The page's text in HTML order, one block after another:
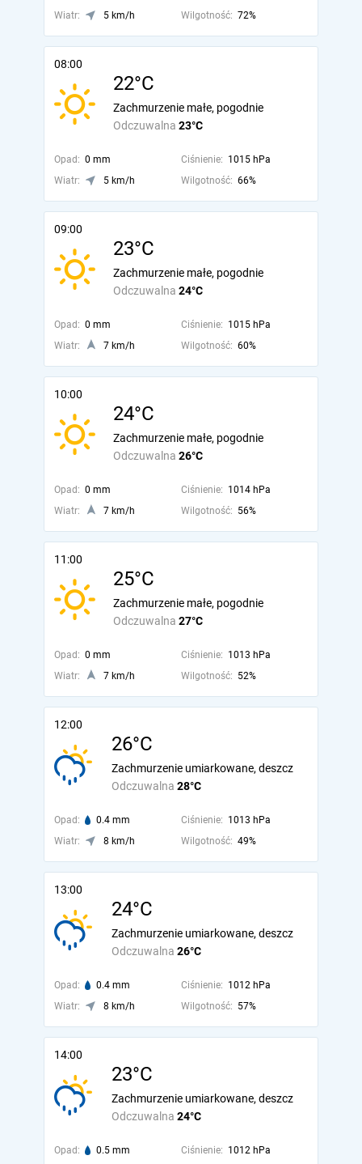
Wiatr: 5 km/h Wilgotność: 72%
08:00
22°C
Odczuwalna 23°C
Zachmurzenie małe, pogodnie
Opad: 0 mm Ciśnienie: 1015 hPa
Wiatr:
5 km/h Wilgotność: 66%
09:00
23°C
Odczuwalna 24°C
Zachmurzenie małe, pogodnie
Opad: 0 mm Ciśnienie: 1015 hPa
Wiatr:
7 km/h Wilgotność: 60%
10:00
24°C
Odczuwalna 26°C
Zachmurzenie małe, pogodnie
Opad: 0 mm Ciśnienie: 1014 hPa
Wiatr:
7 km/h Wilgotność: 56%
11:00
25°C
Odczuwalna 27°C
Zachmurzenie małe, pogodnie
Opad: 0 mm Ciśnienie: 1013 hPa
Wiatr:
7 km/h Wilgotność: 52%
12:00
26°C
Odczuwalna 28°C
Zachmurzenie umiarkowane, deszcz
Opad: 0.4 mm Ciśnienie: 1013 hPa
Wiatr:
8 km/h Wilgotność: 49%
13:00
24°C
Odczuwalna 26°C
Zachmurzenie umiarkowane, deszcz
Opad: 0.4 mm Ciśnienie: 1012 hPa
Wiatr:
8 km/h Wilgotność: 57%
14:00
23°C
Odczuwalna 24°C
Zachmurzenie umiarkowane, deszcz
Opad: 0.5 mm Ciśnienie: 1012 hPa